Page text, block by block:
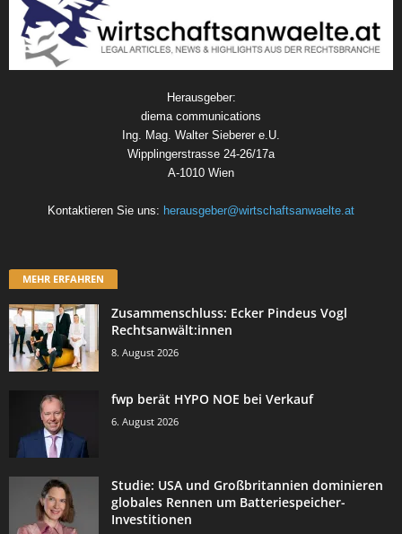
Herausgeber:
diema communications
Ing. Mag. Walter Sieberer e.U.
Wipplingerstrasse 24-26/17a
A-1010 Wien
Kontaktieren Sie uns: herausgeber@wirtschaftsanwaelte.at
MEHR ERFAHREN
Zusammenschluss: Ecker Pindeus Vogl
Rechtsanwält:innen
8. August 2026
fwp berät HYPO NOE bei Verkauf
6. August 2026
Studie: USA und Großbritannien dominieren
globales Rennen um Batteriespeicher-
Investitionen